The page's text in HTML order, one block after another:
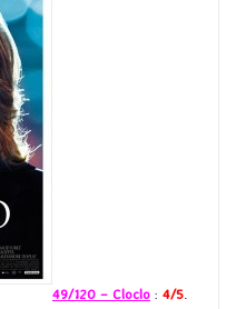
49/120 – Cloclo : 4/5.